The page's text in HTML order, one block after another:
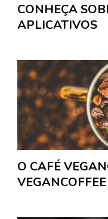
CONHEÇA
APLICATIVOS
O CAFÉ
VEGANCOFFEE